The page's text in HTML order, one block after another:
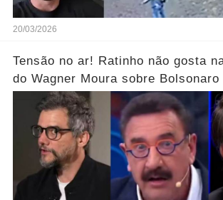
20/03/2026
Tensão no ar! Ratinho não gosta
do Wagner Moura sobre Bolsonaro
sem filtro.... Veja o vídeo